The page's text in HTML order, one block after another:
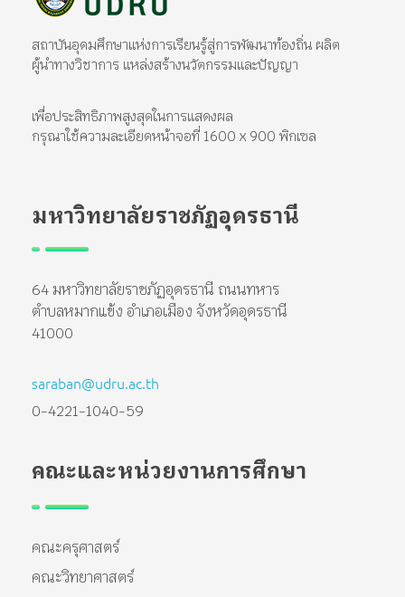
สถาบันอุดมศึกษาแห่งการเรียนรู้สู่การพัฒนาท้องถิ่น ผลิต
ผู้นำทางวิชาการ แหล่งสร้างนวัตกรรมและปัญญา
เพื่อประสิทธิภาพสูงสุดในการแสดงผล
กรุณาใช้ความละเอียดหน้าจอที่ 1600 x 900 พิกเซล
มหาวิทยาลัยราชภัฏอุดรธานี
64 มหาวิทยาลัยราชภัฏอุดรธานี ถนนทหาร
ตำบลหมากแข้ง อำเภอเมือง จังหวัดอุดรธานี
41000
saraban@udru.ac.th
0-4221-1040-59
คณะและหน่วยงานการศึกษา
คณะครุศาสตร์
คณะวิทยาศาสตร์